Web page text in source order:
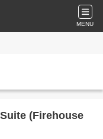
MENU
(Firehouse